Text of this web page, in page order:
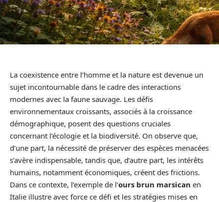
La coexistence entre l’homme et la nature est devenue un
sujet incontournable dans le cadre des interactions
modernes avec la faune sauvage. Les défis
environnementaux croissants, associés à la croissance
démographique, posent des questions cruciales
concernant l’écologie et la biodiversité. On observe que,
d’une part, la nécessité de préserver des espèces menacées
s’avère indispensable, tandis que, d’autre part, les intérêts
humains, notamment économiques, créent des frictions.
Dans ce contexte, l’exemple de l’ours brun marsican en
Italie illustre avec force ce défi et les stratégies mises en